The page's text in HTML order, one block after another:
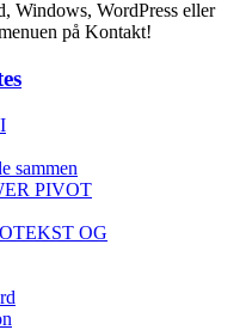
Windows, WordPress eller
på Kontakt!
sammen
PIVOT
OG